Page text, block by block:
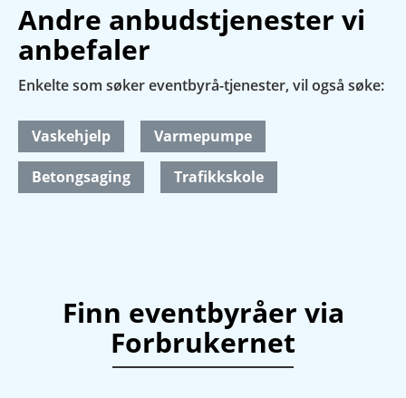
Andre anbudstjenester vi
anbefaler
Enkelte som søker eventbyrå-tjenester, vil også søke:
Vaskehjelp Varmepumpe
Betongsaging Trafikkskole
Finn eventbyråer via
Forbrukernet